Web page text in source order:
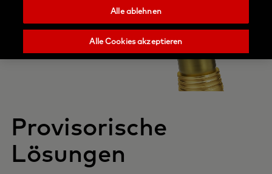
Provisorische
Lösungen
Alle ablehnen
Alle Cookies akzeptieren